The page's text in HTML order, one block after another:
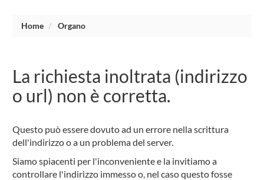
Home Organo
La richiesta inoltrata (indirizzo
o url) non è corretta.
Questo può essere dovuto ad un errore nella scrittura
dell'indirizzo o a un problema del server.
Siamo spiacenti per l'inconveniente e la invitiamo a
controllare l'indirizzo immesso o, nel caso questo fosse